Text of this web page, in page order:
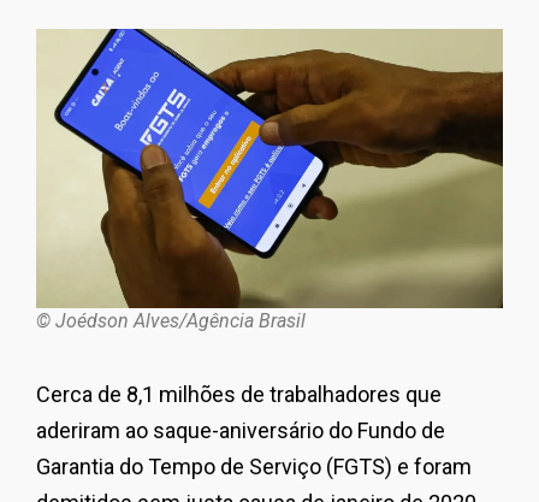
© Joédson Alves/Agência Brasil
Cerca de 8,1 milhões de trabalhadores que
aderiram ao saque-aniversário do Fundo de
Garantia do Tempo de Serviço (FGTS) e foram